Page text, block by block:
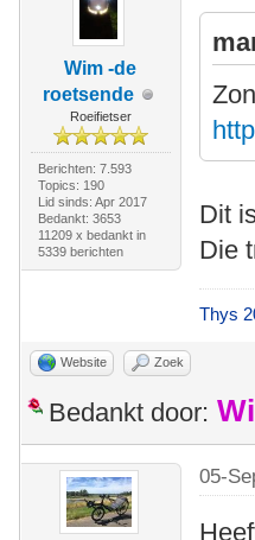
Wim -de
roetsende
Roeifietser
Berichten: 7.593
Topics: 190
Lid sinds: Apr 2017
Bedankt: 3653
11209 x bedankt in
5339 berichten
Dit
Die
Thys
Website Zoek
Bedankt door:
05-